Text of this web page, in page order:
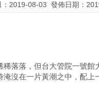
：2019-08-03 發佈日期：
落落，但台大管院一號
沒在一片黃潮之中，配